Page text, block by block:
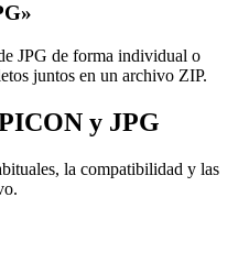
JPG de forma individual o
juntos en un archivo ZIP.
y JPG
la compatibilidad y las